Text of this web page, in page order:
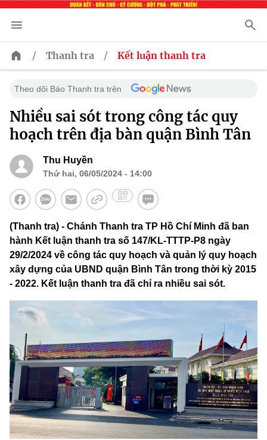
/ Thanh tra / Kết luận thanh tra
Theo dõi Báo Thanh tra trên
Nhiều sai sót trong công tác quy
hoạch trên địa bàn quận Bình Tân
Thu Huyền
Thứ hai, 06/05/2024 - 14:00
(Thanh tra) - Chánh Thanh tra TP Hồ Chí Minh đã ban
hành Kết luận thanh tra số 147/KL-TTTP-P8 ngày
29/2/2024 về công tác quy hoạch và quản lý quy hoạch
xây dựng của UBND quận Bình Tân trong thời kỳ 2015
- 2022. Kết luận thanh tra đã chỉ ra nhiều sai sót.